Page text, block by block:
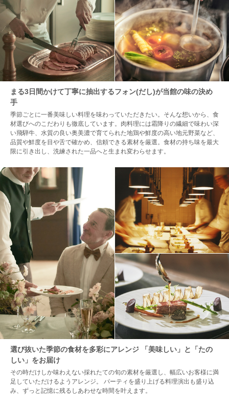
まる3日間かけて丁寧に抽出するフォン(だし)が当館の味の決め
手
季節ごとに一番美味しい料理を味わっていただきたい。そんな想いから、食
材選びへのこだわりも徹底しています。肉料理には霜降りの繊細で味わい深
い飛騨牛、水質の良い奥美濃で育てられた地鶏や鮮度の高い地元野菜など、
品質や鮮度を目や舌で確かめ、信頼できる素材を厳選。食材の持ち味を最大
限に引き出し、洗練された一品へと生まれ変わらせます。
選び抜いた季節の食材を多彩にアレンジ 「美味しい」と「たの
しい」をお届け
その時だけしか味わえない採れたての旬の素材を厳選し、幅広いお客様に満
足していただけるようアレンジ。 パーティを盛り上げる料理演出も盛り込
み、ずっと記憶に残るしあわせな時間を叶えます。